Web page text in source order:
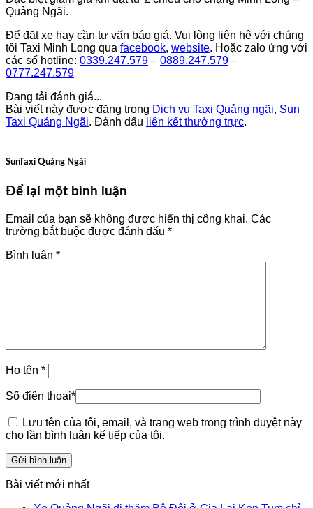
Quảng Ngãi.
Để đặt xe hay cần tư vấn báo giá. Vui lòng liên hệ với chúng
tôi Taxi Minh Long qua facebook, website. Hoặc zalo ứng với
các số hotline: 0339.247.579 – 0889.247.579 –
0777.247.579
Đang tải đánh giá...
Bài viết này được đăng trong Dịch vụ Taxi Quảng ngãi, Sun
Taxi Quảng Ngãi. Đánh dấu liên kết thường trực.
SunTaxi Quảng Ngãi
Để lại một bình luận
Email của bạn sẽ không được hiển thị công khai. Các
trường bắt buộc được đánh dấu *
Bình luận *
Họ tên *
Số điện thoại*
Lưu tên của tôi, email, và trang web trong trình duyệt này
cho lần bình luận kế tiếp của tôi.
Bài viết mới nhất